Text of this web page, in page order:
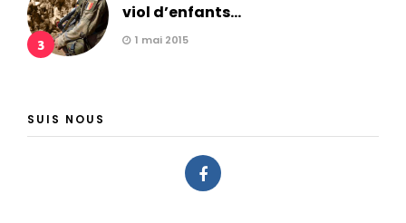
3
viol d’enfants...
1 mai 2015
SUIS NOUS